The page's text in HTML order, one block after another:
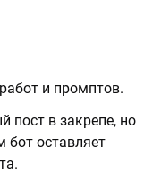
и промптов.
пост в закрепе, но
бот оставляет